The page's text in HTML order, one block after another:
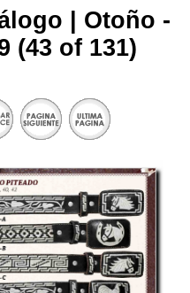
| Otoño -
(43 of 131)